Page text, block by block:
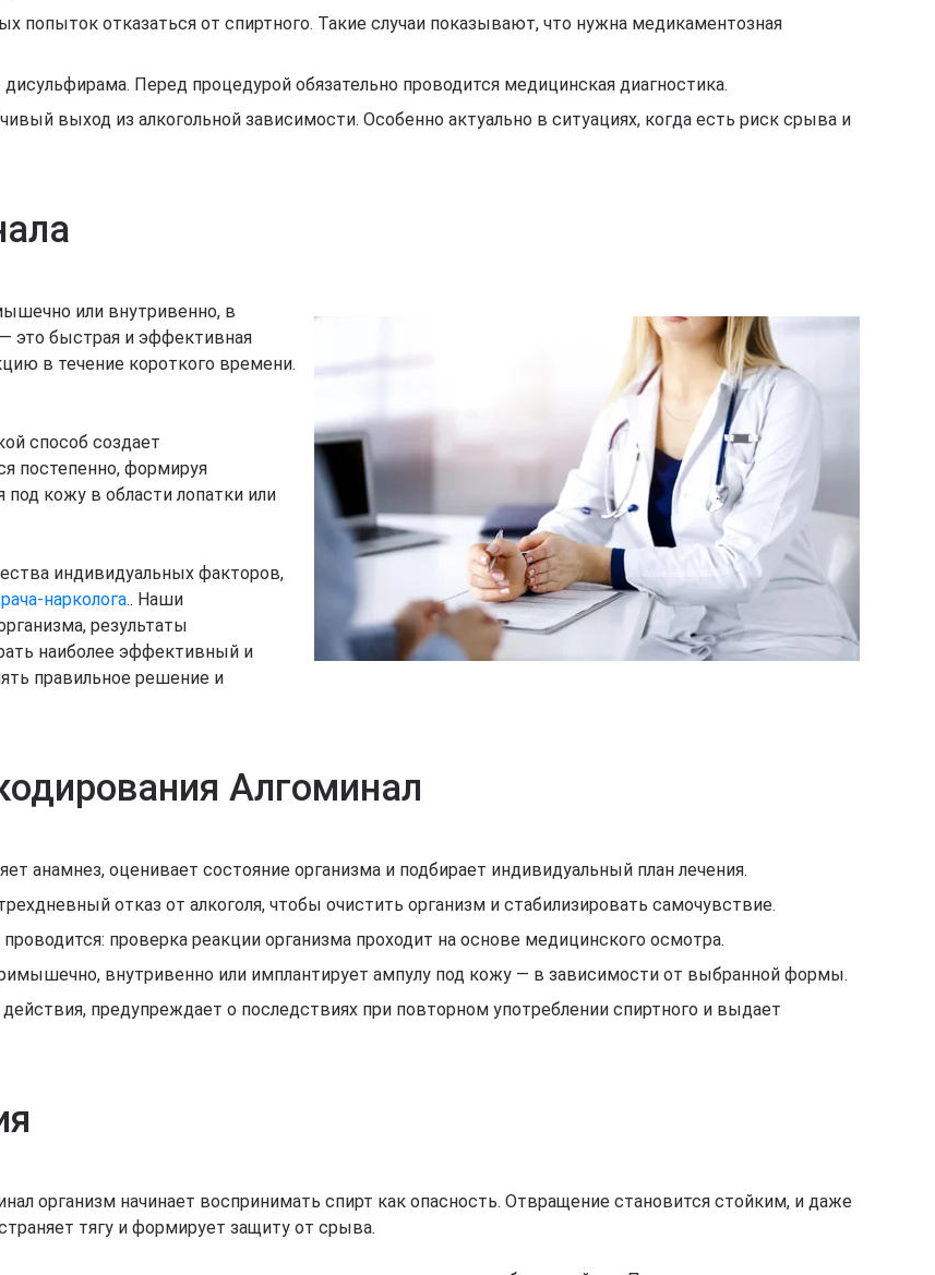
попыток отказаться от спиртного. Такие случаи показывают, что нужна медикаментозная
Перед процедурой обязательно проводится медицинская диагностика.
выход из алкогольной зависимости. Особенно актуально в ситуациях, когда есть риск срыва и
или внутривенно, в
это быстрая и эффективная
в течение короткого времени.
способ создает
постепенно, формируя
кожу в области лопатки или
индивидуальных факторов,
нарколога.. Наши
результаты
наиболее эффективный и
правильное решение и
Алгоминал
анамнез, оценивает состояние организма и подбирает индивидуальный план лечения.
отказ от алкоголя, чтобы очистить организм и стабилизировать самочувствие.
проверка реакции организма проходит на основе медицинского осмотра.
внутривенно или имплантирует ампулу под кожу — в зависимости от выбранной формы.
предупреждает о последствиях при повторном употреблении спиртного и выдает
организм начинает воспринимать спирт как опасность. Отвращение становится стойким, и даже
тягу и формирует защиту от срыва.